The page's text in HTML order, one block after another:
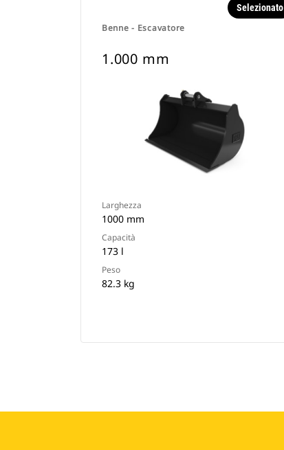
Benne - Escavatore
Selezionato
1.000 mm
Larghezza
1000 mm
Capacità
173 l
Peso
82.3 kg